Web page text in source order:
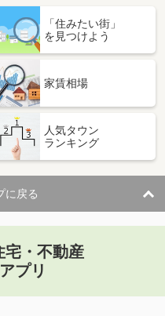
「住みたい街」
を見つけよう
家賃相場
人気タウン
ランキング
に戻る
宅・不動産
アプリ